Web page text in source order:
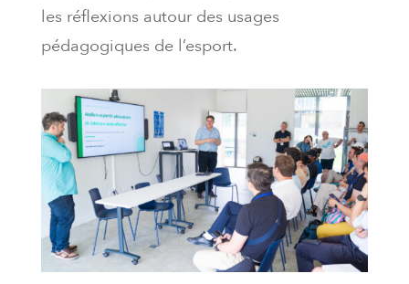
les réflexions autour des usages
pédagogiques de l’esport.